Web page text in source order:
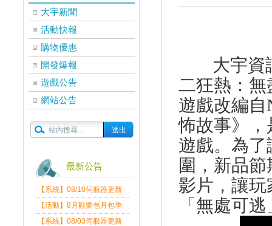
大宇新聞
活動快報
購物優惠
開發爆報
遊戲公告
網站公告
最新公告
【系統】08/10伺服器更新
維護公告
【活動】8月歡樂包月包季
送
【系統】08/03伺服器更新
大宇資
二狂熱：
遊戲改編自
怖故事》
遊戲。為
圍，新品
影片，讓
「無處可